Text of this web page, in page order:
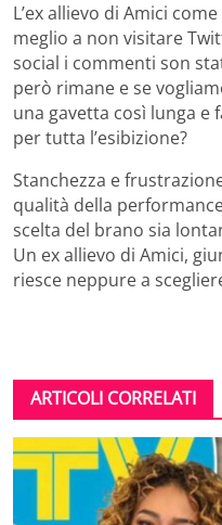
L’ex allievo di Amici
meglio a non visitare
social i commenti son
però rimane e se
una gavetta così lunga e
per tutta l’esibizione?
Stanchezza e
qualità della
scelta del brano sia
Un ex allievo di Amici,
riesce neppure a
ARTICOLI CORRELATI